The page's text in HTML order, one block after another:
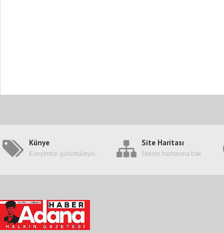
Künye
Künyemizi görüntüleyin.
Site Haritası
Sitenin haritasına bak